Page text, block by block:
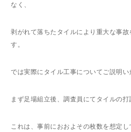
なく、
剥がれて落ちたタイルにより重大な事故
す。
では実際にタイル工事についてご説明い
まず足場組立後、調査員にてタイルの打
これは、事前におおよその枚数を想定し